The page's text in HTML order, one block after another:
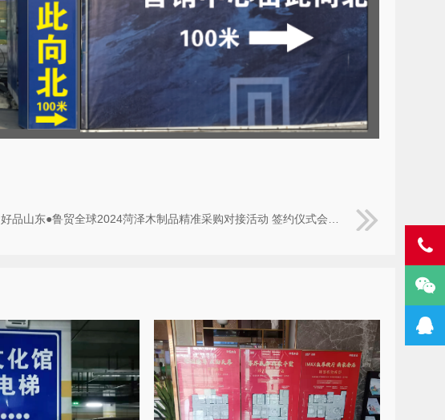
好品山东●鲁贸全球2024菏泽木制品精准采购对接活动 签约仪式会客厅